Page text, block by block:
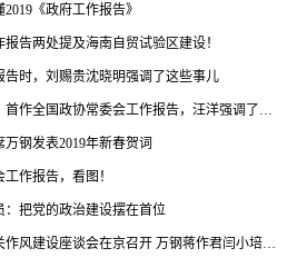
《政府工作报告》
报告两处提及海南自贸试验区建设！
告时，刘赐贵沈晓明强调了这些事儿
首作全国政协常委会工作报告，汪洋强调了…
万钢发表2019年新春贺词
作报告，看图！
：把党的政治建设摆在首位
作风建设座谈会在京召开 万钢蒋作君闫小培…